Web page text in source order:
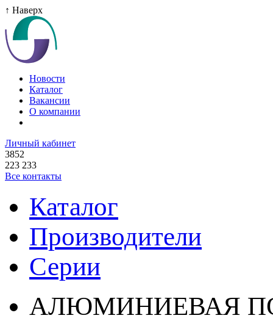
↑ Наверх
Новости
Каталог
Вакансии
О компании
Личный кабинет
3852
223 233
Все контакты
Каталог
Производители
Серии
АЛЮМИНИЕВАЯ